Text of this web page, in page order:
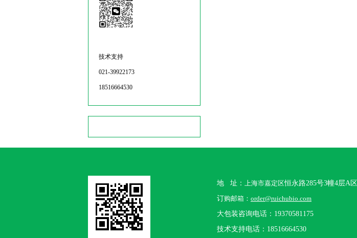
技术支持
021-39922173
18516664530
地 址： 上海市嘉定区恒永路285号3幢4层A区
订购邮箱： order@ruichubio.com
大包装咨询电话：19370581175
技术支持电话：18516664530